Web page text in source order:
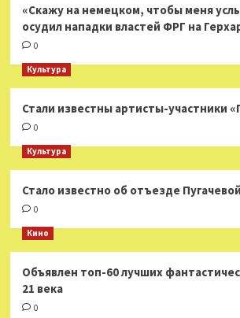
«Скажу на немецком, чтобы меня
осудил нападки властей ФРГ на
0
Культура
Стали известны артисты-участники
0
Культура
Стало известно об отъезде
0
Кино
Объявлен топ-60 лучших
21 века
0